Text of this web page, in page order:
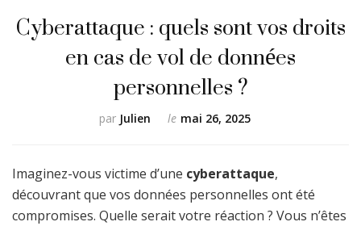
Cyberattaque : quels sont vos droits
en cas de vol de données
personnelles ?
par Julien le mai 26, 2025
Imaginez-vous victime d’une cyberattaque,
découvrant que vos données personnelles ont été
compromises. Quelle serait votre réaction ? Vous n’êtes